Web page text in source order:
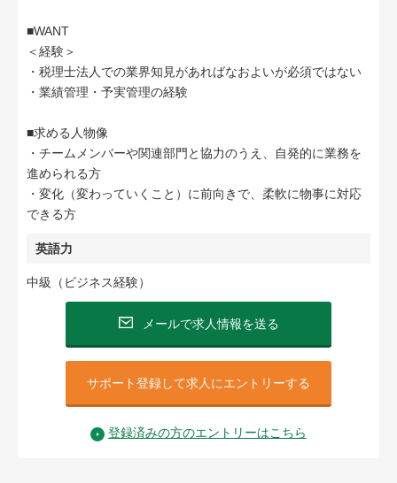
■WANT
＜経験＞
・税理士法人での業界知見があればなおよいが必須ではない
・業績管理・予実管理の経験
■求める人物像
・チームメンバーや関連部門と協力のうえ、自発的に業務を
進められる方
・変化（変わっていくこと）に前向きで、柔軟に物事に対応
できる方
英語力
中級（ビジネス経験）
メールで求人情報を送る
サポート登録して求人にエントリーする
登録済みの方のエントリーはこちら